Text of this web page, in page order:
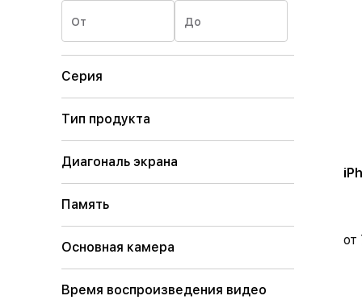
От До
Серия
Тип продукта
Диагональ экрана
Память
Основная камера
Время воспроизведения видео
от